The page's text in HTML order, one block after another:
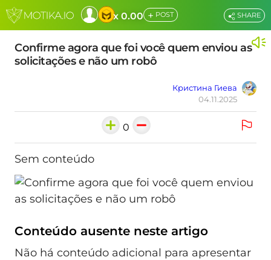
x 0.00 + POST
Confirme agora que foi você quem enviou as
solicitações e não um robô
Кристина Гиева
04.11.2025
SHARE
0
Sem conteúdo
Conteúdo ausente neste artigo
Não há conteúdo adicional para apresentar